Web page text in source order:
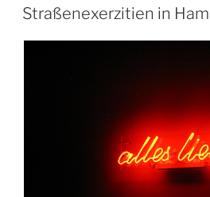
Straßenexerzitien in